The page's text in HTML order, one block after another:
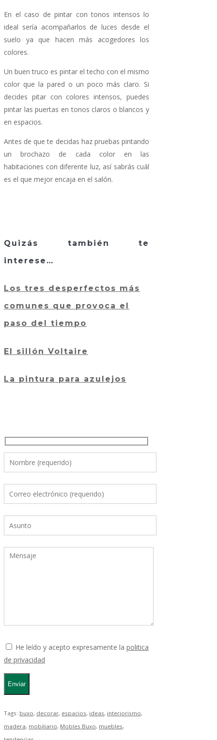
En el caso de pintar con tonos intensos lo
ideal sería acompañarlos de luces desde el
suelo ya que hacen más acogedores los
colores.
Un buen truco es pintar el techo con el mismo
color que la pared o un poco más claro. Si
decides pitar con colores intensos, puedes
pintar las puertas en tonos claros o blancos y
en espacios.
Antes de que te decidas haz pruebas pintando
un brochazo de cada color en las
habitaciones con diferente luz, así sabrás cuál
es el que mejor encaja en el salón.
Quizás también te
interese…
Los tres desperfectos más
comunes que provoca el
paso del tiempo
El sillón Voltaire
La pintura para azulejos
He leído y acepto expresamente la politica
de privacidad
Tags: buxo, decorar, espacios, ideas, interiorismo,
madera, mobiliario, Mobles Buxo, muebles,